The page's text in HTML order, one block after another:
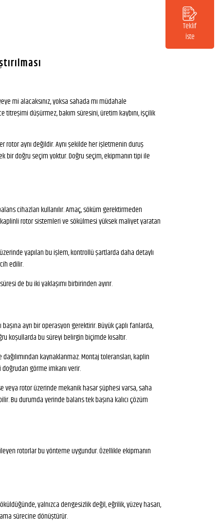
Teklif
İste
mi alacaksınız, yoksa sahada mı müdahale
düşürmez, bakım süresini, üretim kaybını, işçilik
rotor aynı değildir. Aynı şekilde her işletmenin duruş
bir doğru seçim yoktur. Doğru seçim, ekipmanın tipi ile
cihazları kullanılır. Amaç, söküm gerektirmeden
rotor sistemleri ve sökülmesi yüksek maliyet yaratan
yapılan bu işlem, kontrollü şartlarda daha detaylı
edilir.
de bu iki yaklaşımı birbirinden ayırır.
ayrı bir operasyon gerektirir. Büyük çaplı fanlarda,
koşullarda bu süreyi belirgin biçimde kısaltır.
kaynaklanmaz. Montaj toleransları, kaplin
görme imkanı verir.
veya rotor üzerinde mekanik hasar şüphesi varsa, saha
Bu durumda yerinde balans tek başına kalıcı çözüm
rotorlar bu yönteme uygundur. Özellikle ekipmanın
yalnızca dengesizlik değil, eğrilik, yüzey hasarı,
sürecine dönüştürür.